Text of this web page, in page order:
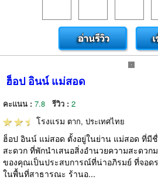
ฮ็อป อินน์ แม่สอด
คะแนน : 7.8 รีวิว : 2
โรงแรม ตาก, ประเทศไทย
ฮ็อป อินน์ แม่สอด ตั้งอยู่ในย่าน แม่สอด ที่มีชื่
สะดวก ที่พักนำเสนอสิ่งอำนวยความสะดวก
ของคุณเป็นประสบการณ์ที่น่าอภิรมย์ ที่จอด
ในพื้นที่สาธารณะ ร้านอ...